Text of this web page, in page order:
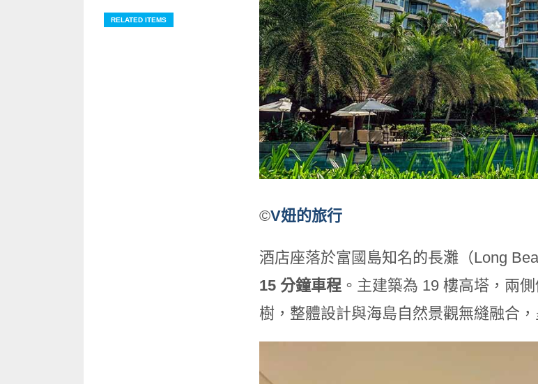
©V妞的旅行
酒店座落於富國島知名的長灘（Long
15 分鐘車程。主建築為 19 樓高塔，兩
樹，整體設計與海島自然景觀無縫融合
RELATED ITEMS